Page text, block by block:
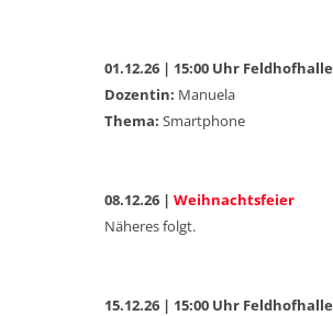
01.12.26 | 15:00 Uhr Feldhofhalle
Dozentin: Manuela
Thema: Smartphone
08.12.26 | Weihnachtsfeier
Näheres folgt.
15.12.26 | 15:00 Uhr Feldhofhalle